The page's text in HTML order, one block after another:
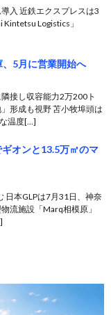
入 近鉄エクスプレスは3
Logistics」
5月に営業開始へ
接し収容能力2万200ト
形成も視野 苫小牧埠頭は
温度[…]
オンと13.5万㎡のマ
日本GLPは7月31日、神奈
流施設「Marq相模原」